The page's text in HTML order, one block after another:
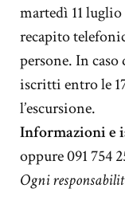
martedì 11 luglio
recapito
persone. In
iscritti entro le
l’escursione.
Informazioni e
oppure 091 754
Ogni